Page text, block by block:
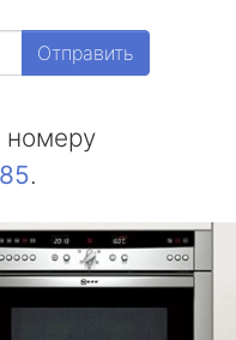
Отправить
номеру
.